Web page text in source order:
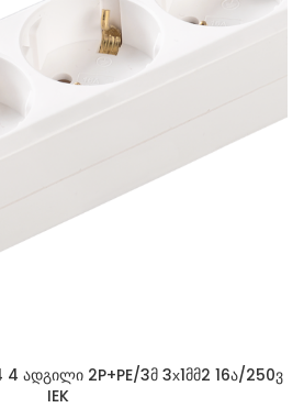
ადგილი 2P+PE/3მ 3х1მმ2 16ა/250ვ
IEK